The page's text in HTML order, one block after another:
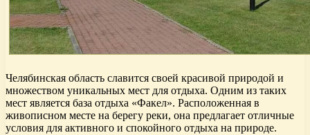
Челябинская область славится своей красивой природой и
множеством уникальных мест для отдыха. Одним из таких
мест является база отдыха «Факел». Расположенная в
живописном месте на берегу реки, она предлагает отличные
условия для активного и спокойного отдыха на природе.